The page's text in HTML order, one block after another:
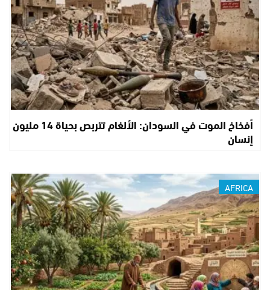
أفخاخ الموت في السودان: الألغام تتربص بحياة 14 مليون
إنسان
AFRICA